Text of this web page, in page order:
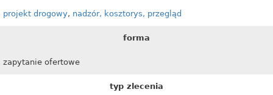
projekt drogowy, nadzór, kosztorys, przegląd
forma
zapytanie ofertowe
typ zlecenia